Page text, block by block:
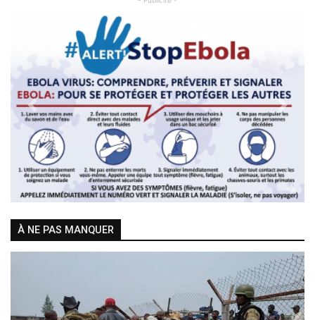
Previous Next
À NE PAS MANQUER